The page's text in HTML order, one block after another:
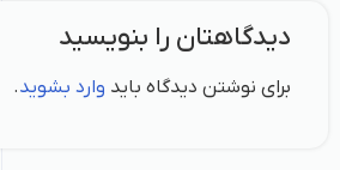
دیدگاهتان را بنویسید
برای نوشتن دیدگاه باید وارد بشوید.